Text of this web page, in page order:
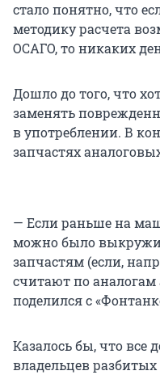
стало понятно, что
методику расчета
ОСАГО, то никаких
Дошло до того, что
заменять
в употреблении. В
запчастях
— Если раньше на
можно было
запчастям (если,
считают по аналогам
поделился с
Казалось бы, что
владельцев